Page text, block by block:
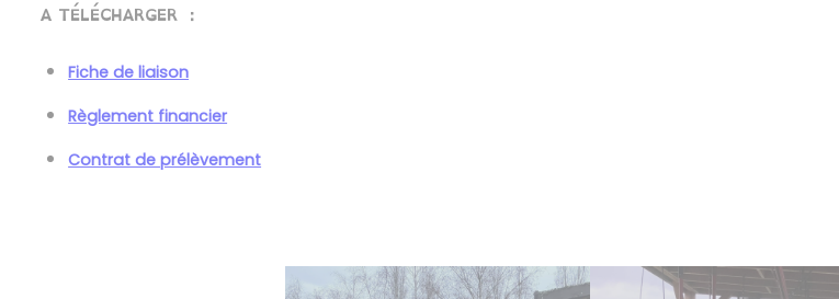
A TÉLÉCHARGER :
Fiche de liaison
Règlement financier
Contrat de prélèvement